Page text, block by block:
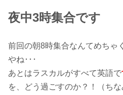
夜中3時集合です
前回の朝8時集合なんてめちゃ
やね･･･
あとはラスカルがすべて英語で
を、どう過ごすのか？！（ち